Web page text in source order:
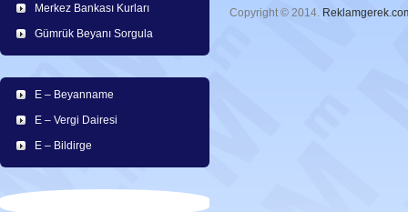
Copyright © 2014.
Merkez Bankası Kurları
Gümrük Beyanı Sorgula
E – Beyanname
E – Vergi Dairesi
E – Bildirge